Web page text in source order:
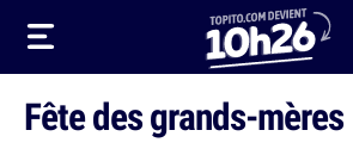
Fête des grands-mères